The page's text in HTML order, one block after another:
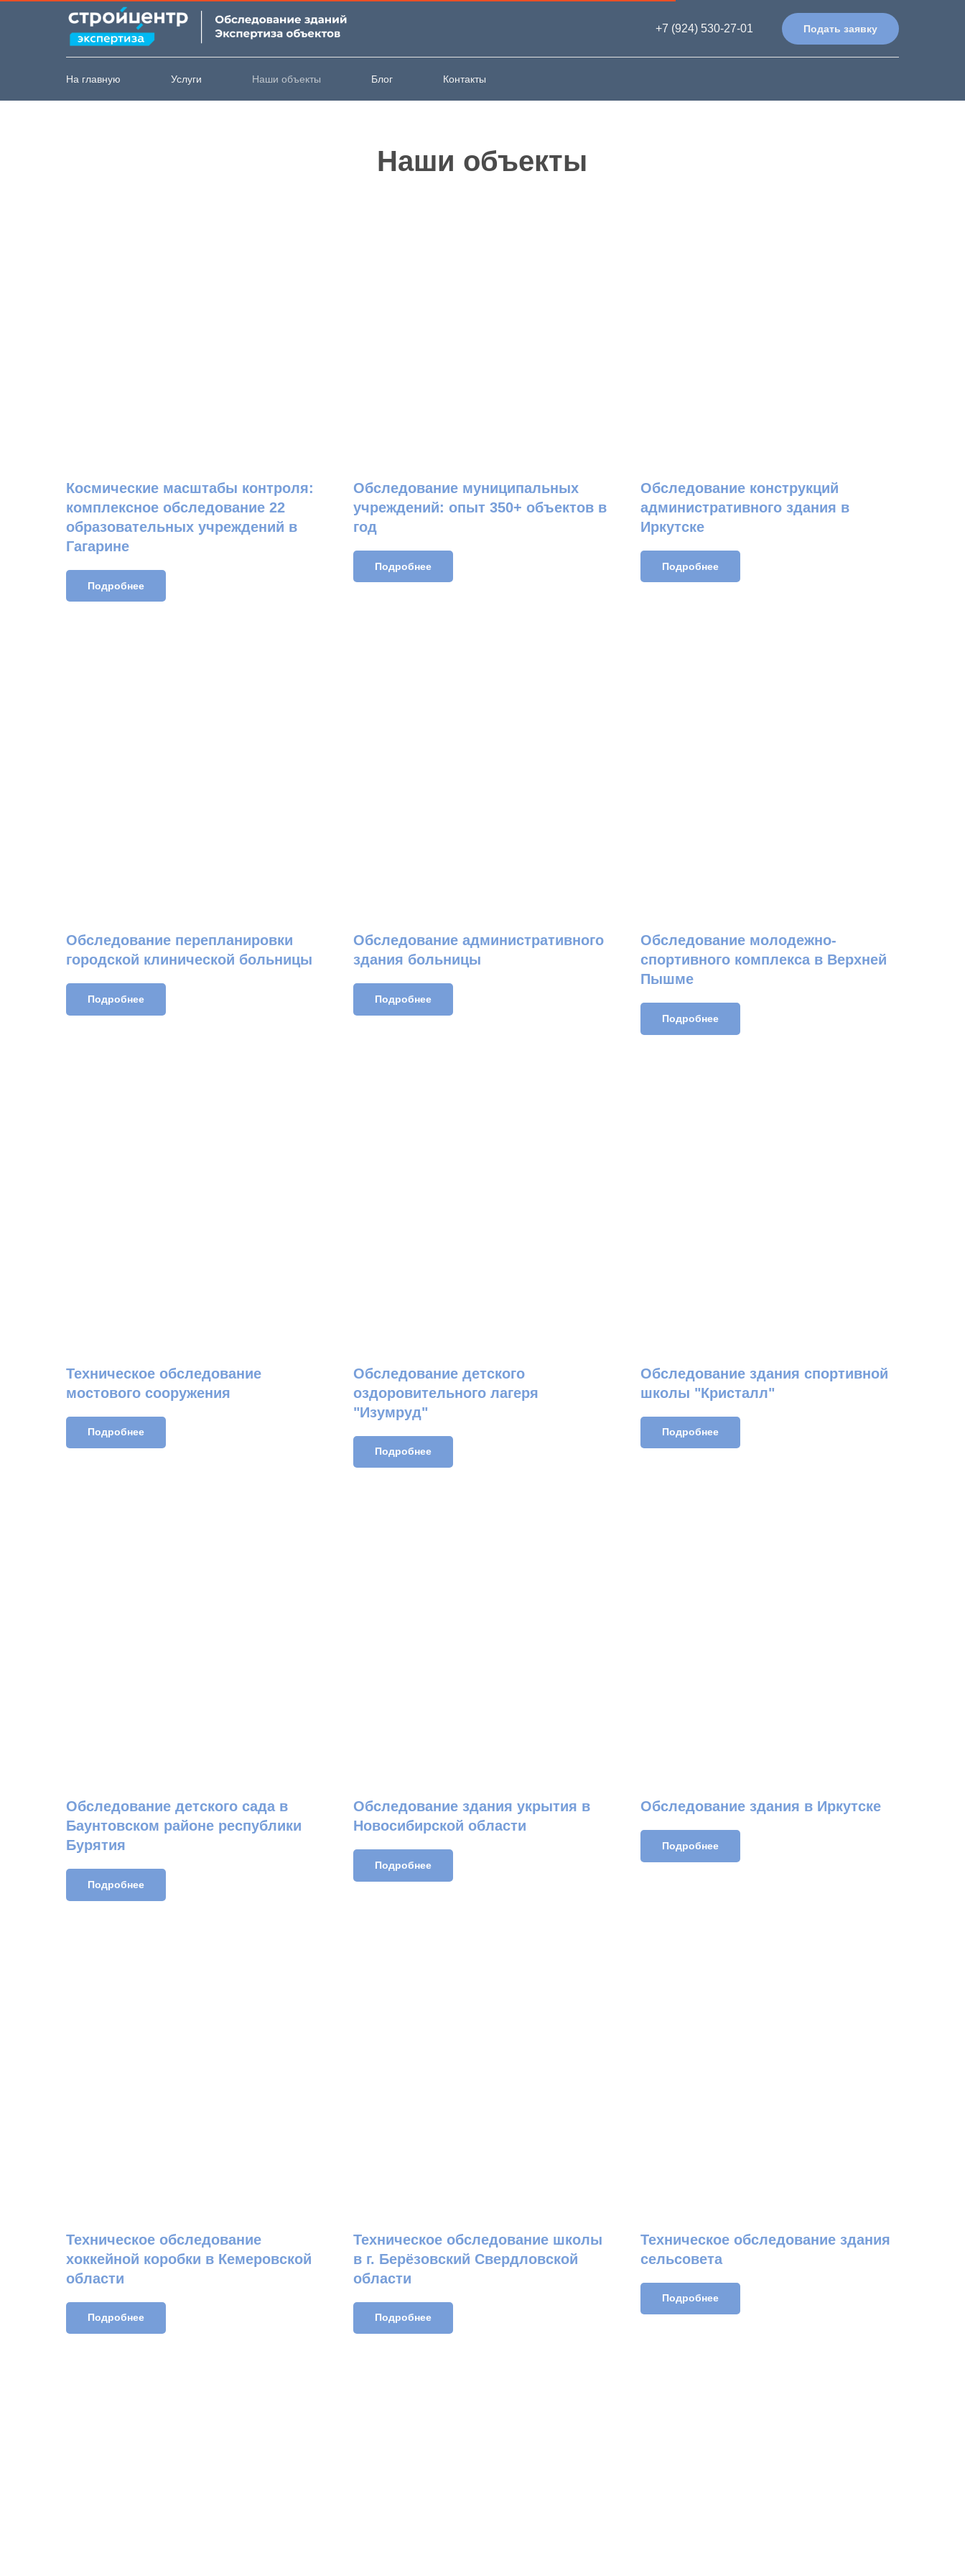
+7 (924) 530-27-01 Подать заявку
На главную Услуги Наши объекты Блог Контакты
Наши объекты
Космические масштабы контроля:
комплексное обследование 22
образовательных учреждений в
Гагарине
Подробнее
Обследование муниципальных
учреждений: опыт 350+ объектов в
год
Подробнее
Обследование конструкций
административного здания в
Иркутске
Подробнее
Обследование перепланировки
городской клинической больницы
Подробнее
Обследование административного
здания больницы
Подробнее
Обследование молодежно-
спортивного комплекса в Верхней
Пышме
Подробнее
Техническое обследование
мостового сооружения
Подробнее
Обследование детского
оздоровительного лагеря
"Изумруд"
Подробнее
Обследование здания спортивной
школы "Кристалл"
Подробнее
Обследование детского сада в
Баунтовском районе республики
Бурятия
Подробнее
Обследование здания укрытия в
Новосибирской области
Подробнее
Обследование здания в Иркутске
Подробнее
Техническое обследование
хоккейной коробки в Кемеровской
области
Подробнее
Техническое обследование школы
в г. Берёзовский Свердловской
области
Подробнее
Техническое обследование здания
сельсовета
Подробнее